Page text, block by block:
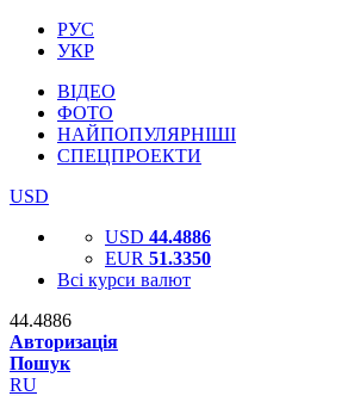
РУС
УКР
ВІДЕО
ФОТО
НАЙПОПУЛЯРНІШІ
СПЕЦПРОЕКТИ
USD
USD 44.4886
EUR 51.3350
Всі курси валют
44.4886
Авторизація
Пошук
RU